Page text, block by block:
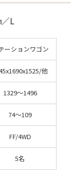
L
ーションワゴン
他
1329～1496
74～109
FF/4WD
5名